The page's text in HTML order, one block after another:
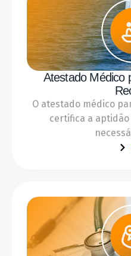
Atestado Médico
O atestado médico
certifica a